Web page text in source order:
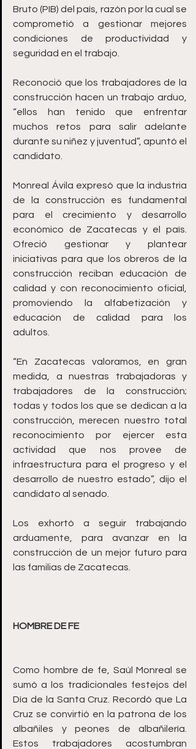
Bruto (PIB) del país, razón por la cual se
comprometió a gestionar mejores
condiciones de productividad y
seguridad en el trabajo.
Reconoció que los trabajadores de la
construcción hacen un trabajo arduo,
“ellos han tenido que enfrentar
muchos retos para salir adelante
durante su niñez y juventud”, apuntó el
candidato.
Monreal Ávila expresó que la industria
de la construcción es fundamental
para el crecimiento y desarrollo
económico de Zacatecas y el país.
Ofreció gestionar y plantear
iniciativas para que los obreros de la
construcción reciban educación de
calidad y con reconocimiento oficial,
promoviendo la alfabetización y
educación de calidad para los
adultos.
“En Zacatecas valoramos, en gran
medida, a nuestras trabajadoras y
trabajadores de la construcción;
todas y todos los que se dedican a la
construcción, merecen nuestro total
reconocimiento por ejercer esta
actividad que nos provee de
infraestructura para el progreso y el
desarrollo de nuestro estado”, dijo el
candidato al senado.
Los exhortó a seguir trabajando
arduamente, para avanzar en la
construcción de un mejor futuro para
las familias de Zacatecas.
HOMBRE DE FE
Como hombre de fe, Saúl Monreal se
sumó a los tradicionales festejos del
Día de la Santa Cruz. Recordó que La
Cruz se convirtió en la patrona de los
albañiles y peones de albañilería.
Estos trabajadores acostumbran